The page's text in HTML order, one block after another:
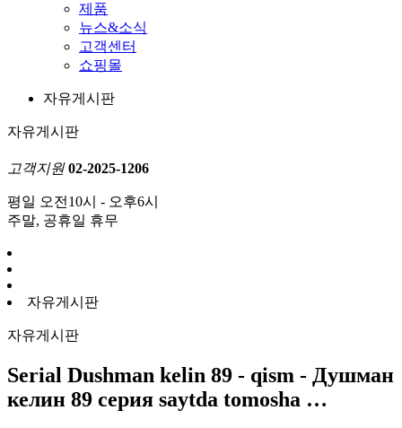
제품
뉴스&소식
고객센터
쇼핑몰
자유게시판
자유게시판
고객지원 02-2025-1206
평일 오전10시 - 오후6시
주말, 공휴일 휴무
자유게시판
자유게시판
Serial Dushman kelin 89 - qism - Душман
келин 89 серия saytda tomosha …